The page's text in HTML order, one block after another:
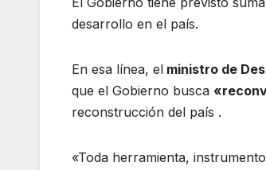
desarrollo en el país.
En esa línea, el ministro de
que el Gobierno busca
reconstrucción del país .
«Toda herramienta,